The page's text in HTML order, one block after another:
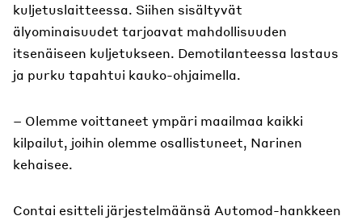
kuljetuslaitteessa. Siihen sisältyvät
älyominaisuudet tarjoavat mahdollisuuden
itsenäiseen kuljetukseen. Demotilanteessa lastaus
ja purku tapahtui kauko-ohjaimella.
– Olemme voittaneet ympäri maailmaa kaikki
kilpailut, joihin olemme osallistuneet, Narinen
kehaisee.
Contai esitteli järjestelmäänsä Automod-hankkeen